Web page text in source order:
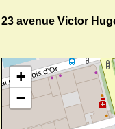
23 avenue Victor
+
−